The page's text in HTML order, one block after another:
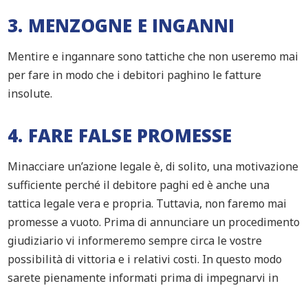
3. MENZOGNE E INGANNI
Mentire e ingannare sono tattiche che non useremo mai
per fare in modo che i debitori paghino le fatture
insolute.
4. FARE FALSE PROMESSE
Minacciare un’azione legale è, di solito, una motivazione
sufficiente perché il debitore paghi ed è anche una
tattica legale vera e propria. Tuttavia, non faremo mai
promesse a vuoto. Prima di annunciare un procedimento
giudiziario vi informeremo sempre circa le vostre
possibilità di vittoria e i relativi costi. In questo modo
sarete pienamente informati prima di impegnarvi in